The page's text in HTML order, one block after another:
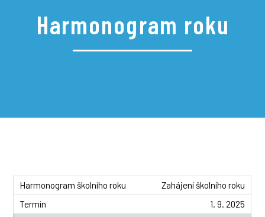
Harmonogram roku
Zahájení školního roku
1. 9. 2025